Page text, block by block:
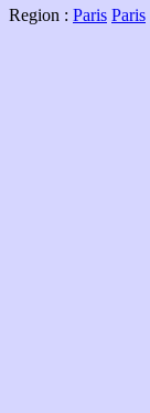
Region : Paris Paris